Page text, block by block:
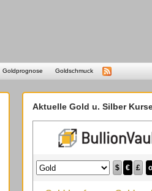
Goldprognose Goldschmuck
Aktuelle Gold u. Silber